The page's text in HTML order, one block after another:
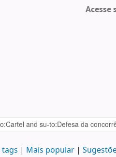
Acesse
Mais popular